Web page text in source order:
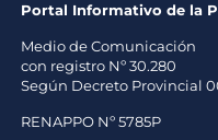
Portal Informativo de la
Medio de Comunicación
con registro Nº 30.280
Según Decreto Provincial
RENAPPO Nº 5785P